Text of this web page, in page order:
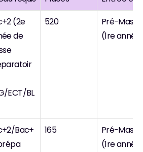
(2e
de
ECT/BL
520
Pré-
(1re
Bac+
165
Pré-
(1re